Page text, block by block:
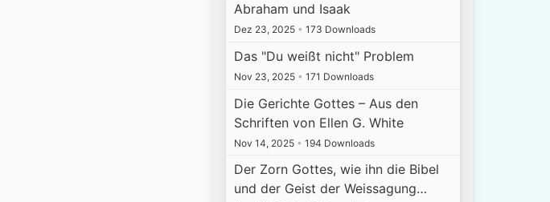
Abraham und Isaak
Dez 23, 2025 • 173 Downloads
Das "Du weißt nicht" Problem
Nov 23, 2025 • 171 Downloads
Die Gerichte Gottes – Aus den
Schriften von Ellen G. White
Nov 14, 2025 • 194 Downloads
Der Zorn Gottes, wie ihn die Bibel
und der Geist der Weissagung…